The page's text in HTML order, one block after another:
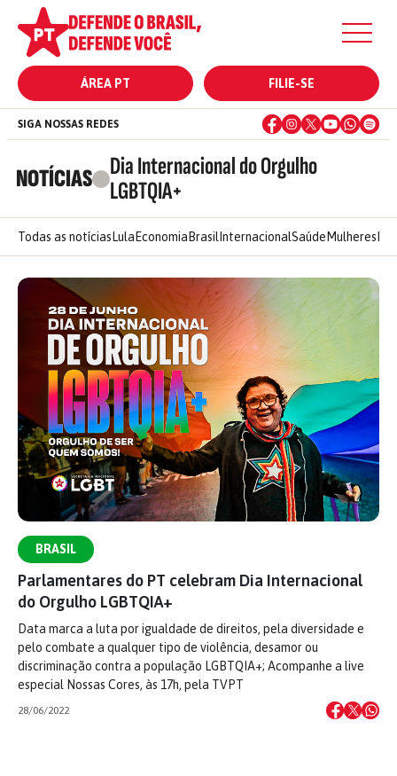
ÁREA PT FILIE-SE
NOTÍCIAS
Dia Internacional do Orgulho
LGBTQIA+
SIGA NOSSAS REDES
Todas as notícias Lula Economia Brasil InternacionalSaúde Mulheres
BRASIL
Parlamentares do PT celebram Dia Internacional
do Orgulho LGBTQIA+
Data marca a luta por igualdade de direitos, pela diversidade e
pelo combate a qualquer tipo de violência, desamor ou
discriminação contra a população LGBTQIA+; Acompanhe a live
especial Nossas Cores, às 17h, pela TVPT
28/06/2022